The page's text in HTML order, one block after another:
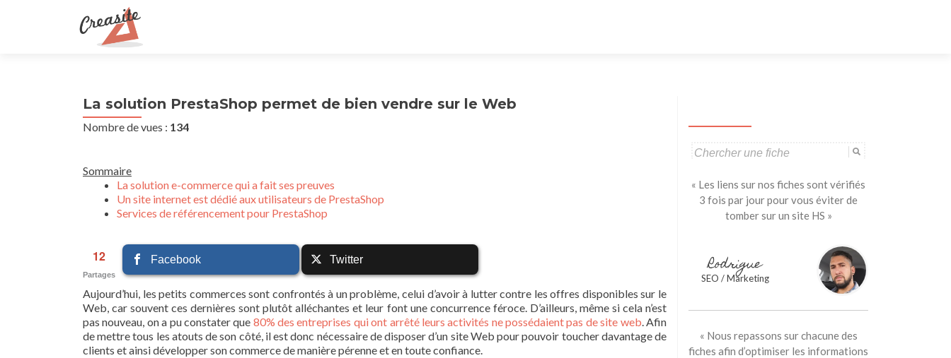
La solution PrestaShop permet de bien vendre sur le Web
Nombre de vues : 134
Sommaire
La solution e-commerce qui a fait ses preuves
Un site internet est dédié aux utilisateurs de PrestaShop
Services de référencement pour PrestaShop
12
Partages
Facebook Twitter
Aujourd’hui, les petits commerces sont confrontés à un problème, celui d’avoir à lutter contre les offres disponibles sur le
Web, car souvent ces dernières sont plutôt alléchantes et leur font une concurrence féroce. D’ailleurs, même si cela n’est
pas nouveau, on a pu constater que 80% des entreprises qui ont arrêté leurs activités ne possédaient pas de site web. Afin
de mettre tous les atouts de son côté, il est donc nécessaire de disposer d’un site Web pour pouvoir toucher davantage de
clients et ainsi développer son commerce de manière pérenne et en toute confiance.
Search
« Les liens sur nos fiches sont vérifiés
3 fois par jour pour vous éviter de
tomber sur un site HS »
Rodrigue
SEO / Marketing
« Nous repassons sur chacune des
fiches afin d’optimiser les informations